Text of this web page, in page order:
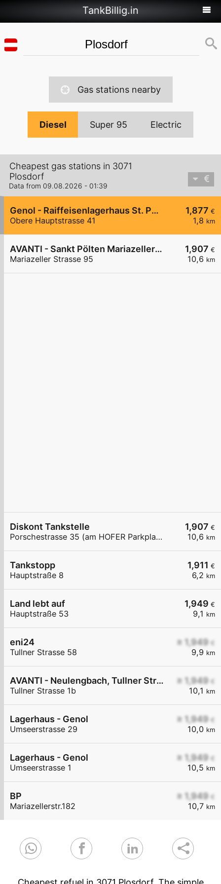
TankBillig.in
Gas stations nearby
Diesel Super 95 Electric
Cheapest gas stations in 3071
Plosdorf
Data from 09.08.2026 - 01:39
1,877 €
1,8 km
Genol - Raiffeisenlagerhaus St. Pölten
Obere Hauptstrasse 41
1,907 €
10,6 km
AVANTI - Sankt Pölten Mariazeller Straße 95
Mariazeller Strasse 95
1,907 €
10,6 km
Diskont Tankstelle
Porschestrasse 35 (am HOFER Parkplatz)
1,911 €
6,2 km
Tankstopp
Hauptstraße 8
1,949 €
9,1 km
Land lebt auf
Hauptstraße 53
≥ 1,949 €
9,9 km
eni24
Tullner Strasse 58
≥ 1,949 €
10,1 km
AVANTI - Neulengbach, Tullner Straße 1b
Tullner Strasse 1b
≥ 1,949 €
10,0 km
Lagerhaus - Genol
Umseerstrasse 29
≥ 1,949 €
10,5 km
Lagerhaus - Genol
Umseerstrasse 1
≥ 1,949 €
10,7 km
BP
Mariazellerstr.182